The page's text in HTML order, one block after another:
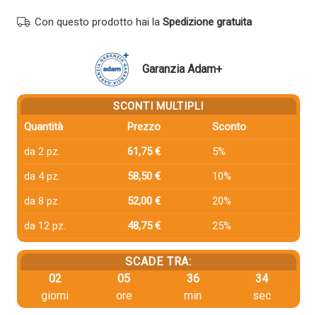
MAGENTA
Con questo prodotto hai la Spedizione gratuita
Garanzia Adam+
SCONTI MULTIPLI
Quantità
Prezzo
Sconto
da 2 pz.
61,75 €
5%
da 4 pz.
58,50 €
10%
da 8 pz.
52,00 €
20%
da 12 pz.
48,75 € 25%
SCADE TRA:
02
giorni
05
ore
36
min
34
sec